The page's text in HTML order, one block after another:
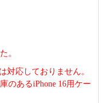
。
対応しておりません。
のあるiPhone 16用ケー